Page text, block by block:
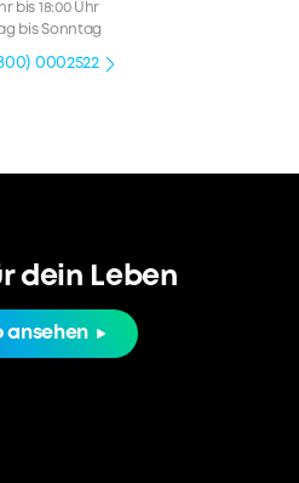
bis 18:00 Uhr
bis Sonntag
0002522
dein Leben
ansehen